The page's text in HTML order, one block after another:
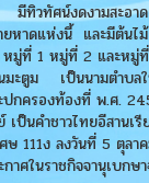
ทิวทัศน์งดงามสะอา
ยหาดแห่งนี้ และมีต้น
1 หมู่ที่ 2 และหมู่ที่
มะตูม เป็นนามตำบ
ครองท้องที่ พ.ศ.
ป็นคำชาวไทยอีสาน
ษ 111ง ลงวันที่ 5 ตุ
ศในราชกิจจานุเบก